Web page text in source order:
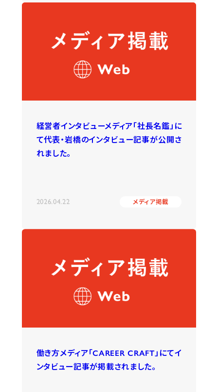
経営者インタビューメディア「社長名鑑」に
て代表・岩橋のインタビュー記事が公開さ
れました。
2026.04.22 メディア掲載
働き方メディア「CAREER CRAFT」にてイ
ンタビュー記事が掲載されました。